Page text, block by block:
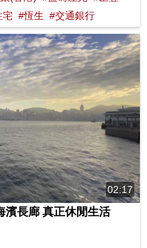
宅 #恆生 #交通銀行
02:17
濱長廊 真正休閒生活